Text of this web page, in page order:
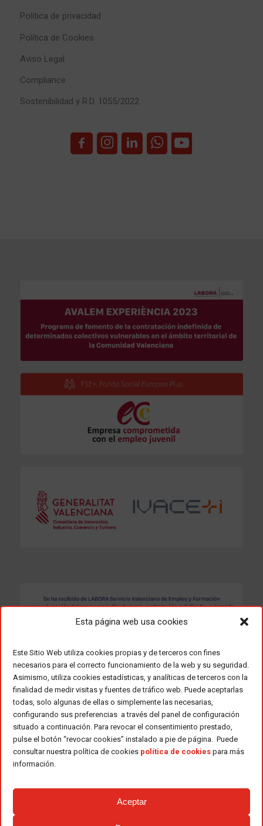
Esta página web usa cookies
Este Sitio Web utiliza cookies propias y de terceros con fines
necesarios para el correcto funcionamiento de la web y su seguridad.
Asimismo, utiliza cookies estadísticas, y analíticas de terceros con la
finalidad de medir visitas y fuentes de tráfico web. Puede aceptarlas
todas, solo algunas de ellas o simplemente las necesarias,
configurando sus preferencias a través del panel de configuración
situado a continuación. Para revocar el consentimiento prestado,
pulse el botón “revocar cookies” instalado a pie de página. Puede
consultar nuestra política de cookies política de cookies para más
información.
Aceptar
Política de privacidad
Política de Cookies
Aviso Legal
Compliance
Sostenibilidad y R.D. 1055/2022